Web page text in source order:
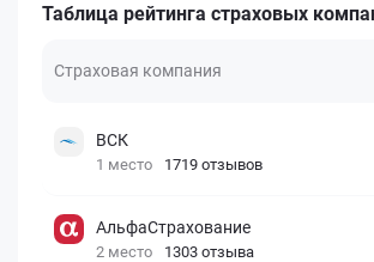
Таблица рейтинга страховых
Страховая компания
ВСК
1 место 1719 отзывов
АльфаСтрахование
2 место 1303 отзыва